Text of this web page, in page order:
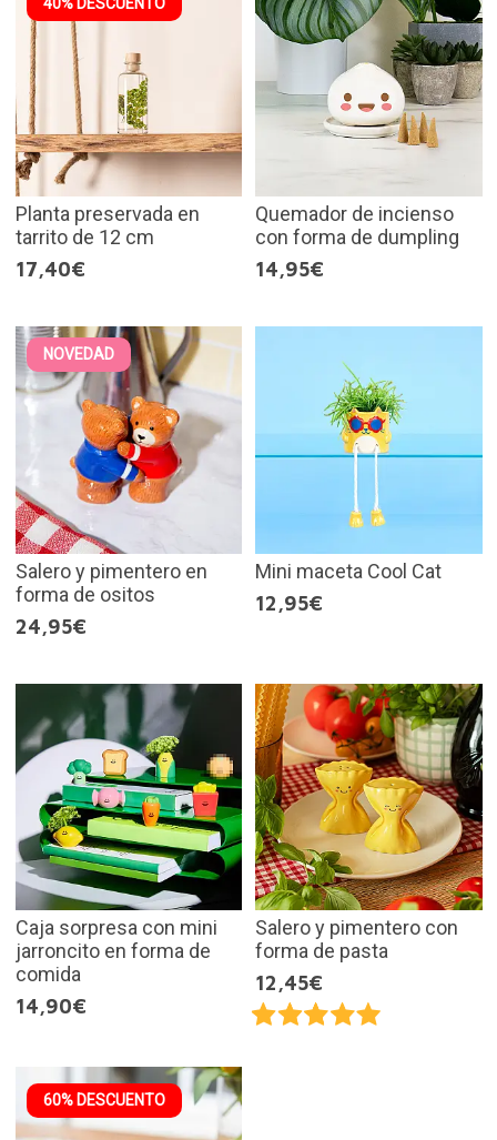
Planta preservada en
tarrito de 12 cm
17,40€
Quemador de incienso
con forma de dumpling
14,95€
NOVEDAD
Salero y pimentero en
forma de ositos
24,95€
Mini maceta Cool Cat
12,95€
Caja sorpresa con mini
jarroncito en forma de
comida
14,90€
Salero y pimentero con
forma de pasta
12,45€
60% DESCUENTO